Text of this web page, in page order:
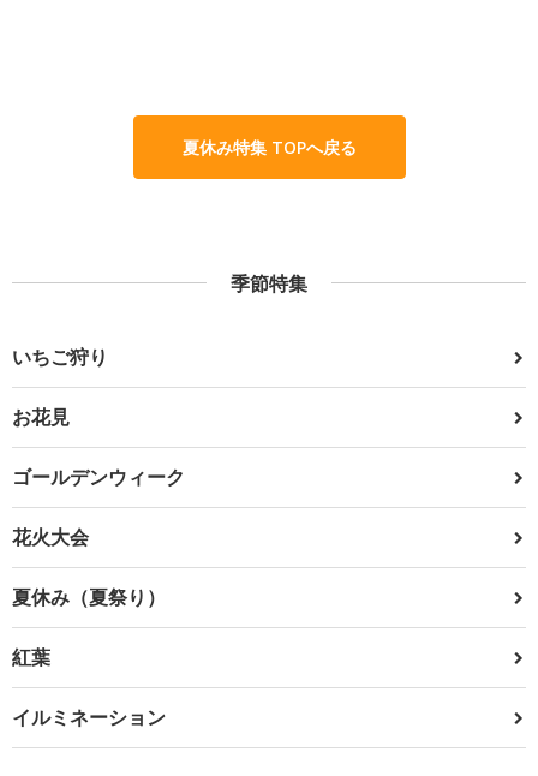
夏休み特集 TOPへ戻る
季節特集
いちご狩り
お花見
ゴールデンウィーク
花火大会
夏休み（夏祭り）
紅葉
イルミネーション